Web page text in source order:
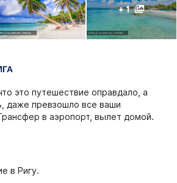
+ 1
это путешествие оправдало, а
даже превзошло все ваши
в аэропорт, вылет домой.
в Ригу.